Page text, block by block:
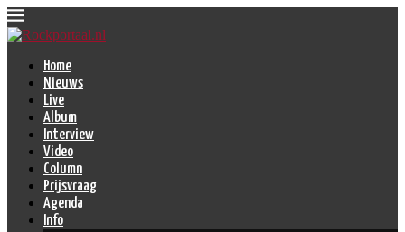
Home
Nieuws
Live
Album
Interview
Video
Column
Prijsvraag
Agenda
Info